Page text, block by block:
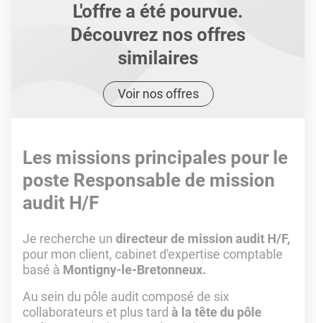
L'offre a été pourvue.
Découvrez nos offres
similaires
Voir nos offres
Les missions principales pour le
poste Responsable de mission
audit H/F
Je recherche un directeur de mission audit H/F,
pour mon client, cabinet d'expertise comptable
basé à Montigny-le-Bretonneux.
Au sein du pôle audit composé de six
collaborateurs et plus tard à la tête du pôle